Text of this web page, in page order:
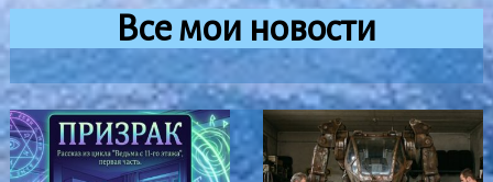
Все мои новости